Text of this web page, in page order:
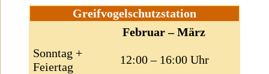
Greifvogelschutzstation
Februar – März
Sonntag +
Feiertag
12:00 – 16:00 Uhr